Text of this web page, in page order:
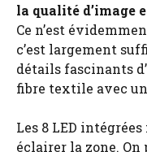
la qualité d’image
Ce n’est
c’est largement
détails fascinants
fibre textile avec
Les 8 LED
éclairer la zone. On